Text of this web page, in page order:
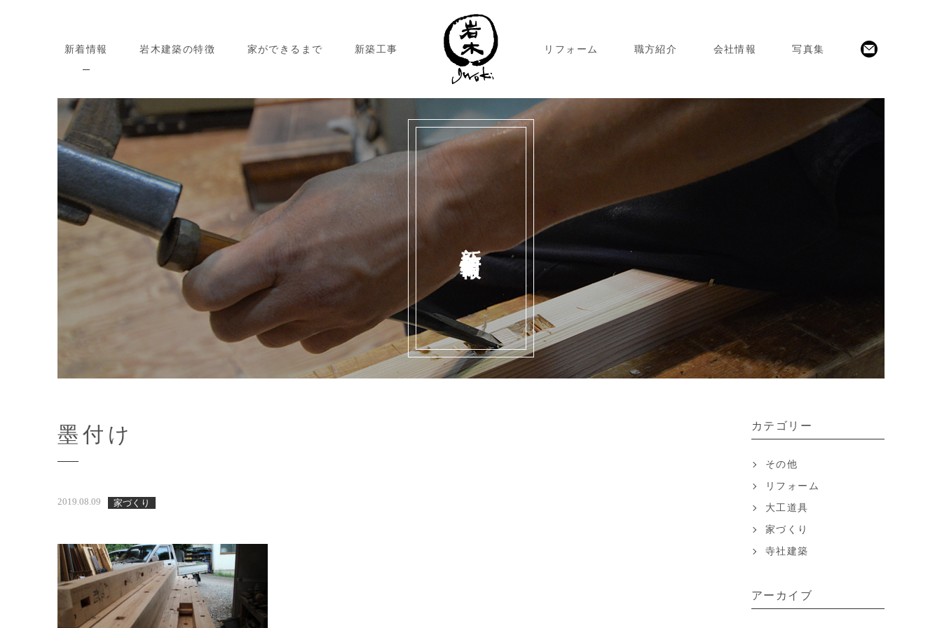
新着情報 岩木建築の特徴 家ができるまで 新築工事 リフォーム 職方紹介 会社情報 写真集
墨付け
2019.08.09 家づくり
カテゴリー
その他
リフォーム
大工道具
家づくり
寺社建築
アーカイブ